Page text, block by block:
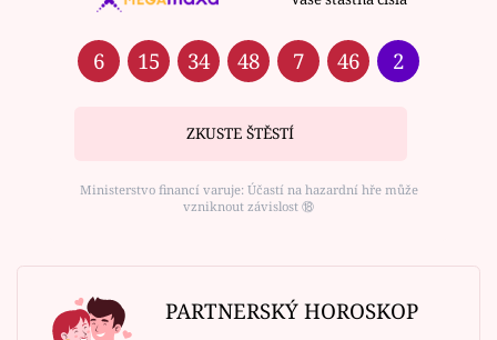
6 15 34 48 7 46 2
ZKUSTE ŠTĚSTÍ
Ministerstvo financí varuje: Účastí na hazardní hře může
vzniknout závislost ⑱
PARTNERSKÝ HOROSKOP